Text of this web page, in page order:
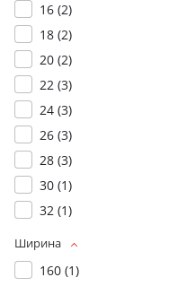
16 (2)
18 (2)
20 (2)
22 (3)
24 (3)
26 (3)
28 (3)
30 (1)
32 (1)
Ширина
160 (1)